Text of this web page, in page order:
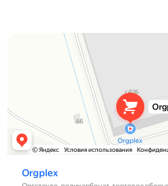
Orgplex
Оргстекло, поликарбонат в Лыткарине
Торговое оборудование в Лыткарине